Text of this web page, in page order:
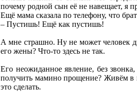
почему родной сын её не навещает, я
Ещё мама сказала по телефону, что
– Пустишь! Ещё как пустишь!
А мне страшно. Ну не может человек
его жены? Что-то здесь не так.
Его неожиданное явление, без
получить мамино прощение? Живём в
это сделать.